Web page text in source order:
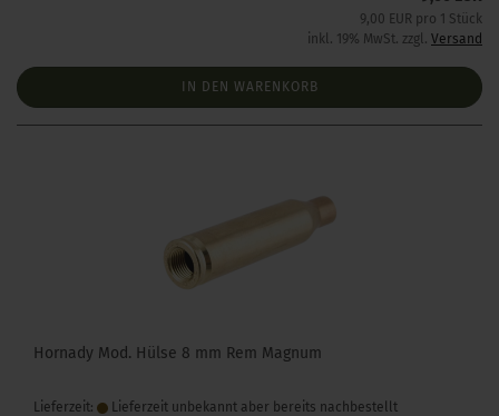
9,00 EUR pro 1 Stück
inkl. 19% MwSt. zzgl. Versand
IN DEN WARENKORB
Hornady Mod. Hülse 8 mm Rem Magnum
Lieferzeit: Lieferzeit unbekannt aber bereits nachbestellt